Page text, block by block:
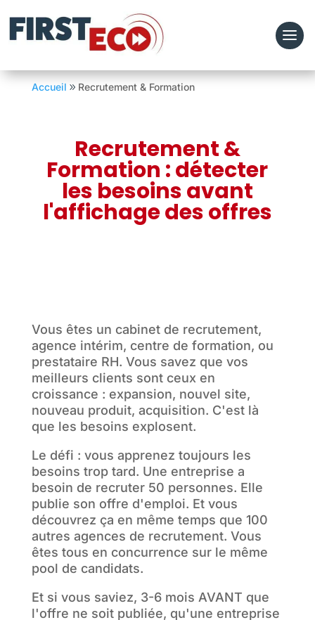
Accueil Recrutement & Formation
Recrutement &
Formation : détecter
les besoins avant
l'affichage des offres
Vous êtes un cabinet de recrutement,
agence intérim, centre de formation, ou
prestataire RH. Vous savez que vos
meilleurs clients sont ceux en
croissance : expansion, nouvel site,
nouveau produit, acquisition. C'est là
que les besoins explosent.
Le défi : vous apprenez toujours les
besoins trop tard. Une entreprise a
besoin de recruter 50 personnes. Elle
publie son offre d'emploi. Et vous
découvrez ça en même temps que 100
autres agences de recrutement. Vous
êtes tous en concurrence sur le même
pool de candidats.
Et si vous saviez, 3-6 mois AVANT que
l'offre ne soit publiée, qu'une entreprise